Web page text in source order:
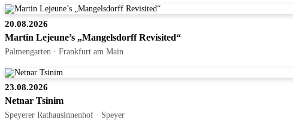
20.08.2026
Martin Lejeune’s „Mangelsdorff Revisited“
Palmengarten · Frankfurt am Main
23.08.2026
Netnar Tsinim
Speyerer Rathausinnenhof · Speyer